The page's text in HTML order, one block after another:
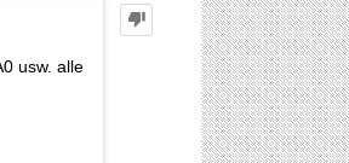
usw. alle